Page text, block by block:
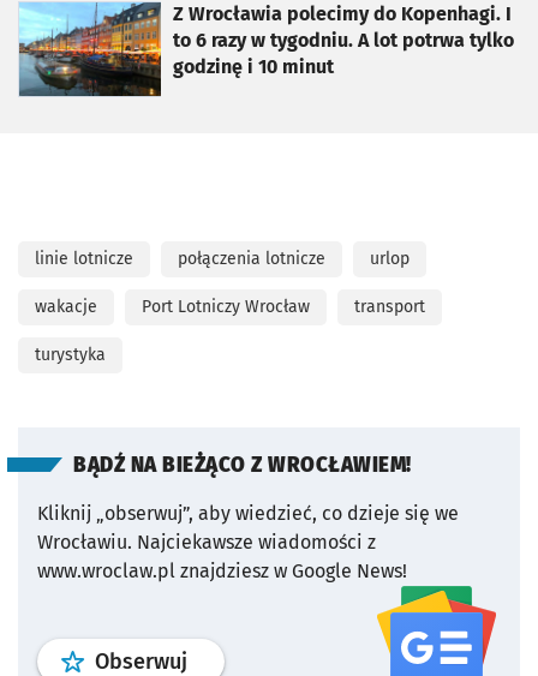
Z Wrocławia polecimy do Kopenhagi. I
to 6 razy w tygodniu. A lot potrwa tylko
godzinę i 10 minut
otworzy się w nowej karcie
linie lotnicze połączenia lotnicze urlop
wakacje Port Lotniczy Wrocław transport
turystyka
BĄDŹ NA BIEŻĄCO Z WROCŁAWIEM!
Kliknij „obserwuj”, aby wiedzieć, co dzieje się we
Wrocławiu. Najciekawsze wiadomości z
www.wroclaw.pl znajdziesz w Google News!
Obserwuj profil serwisu